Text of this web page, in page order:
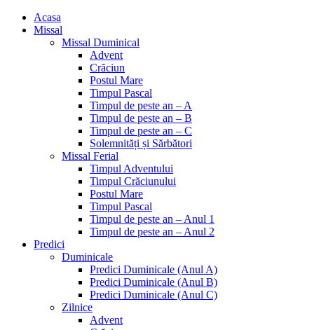
Acasa
Missal
Missal Duminical
Advent
Crăciun
Postul Mare
Timpul Pascal
Timpul de peste an – A
Timpul de peste an – B
Timpul de peste an – C
Solemnități și Sărbători
Missal Ferial
Timpul Adventului
Timpul Crăciunului
Postul Mare
Timpul Pascal
Timpul de peste an – Anul 1
Timpul de peste an – Anul 2
Predici
Duminicale
Predici Duminicale (Anul A)
Predici Duminicale (Anul B)
Predici Duminicale (Anul C)
Zilnice
Advent